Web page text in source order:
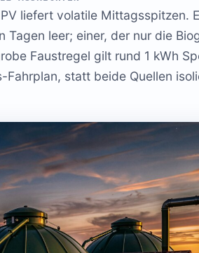
liefert volatile Mittagsspitzen.
leer; einer, der nur die
Faustregel gilt rund 1 kWh
statt beide Quellen